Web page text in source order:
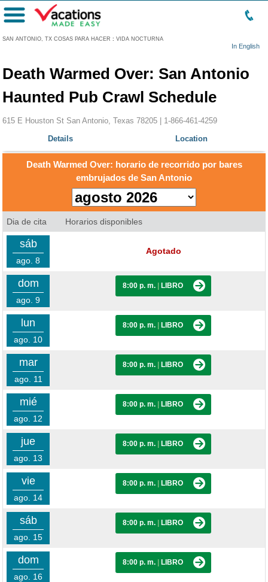
SAN ANTONIO, TX COSAS PARA HACER : VIDA NOCTURNA
In English
Menú
Death Warmed Over: San Antonio
Haunted Pub Crawl Schedule
615 E Houston St San Antonio, Texas 78205 | 1-866-461-4259
Details
Location
Death Warmed Over: horario de recorrido por bares
embrujados de San Antonio
Dia de cita Horarios disponibles
sáb
ago. 8
Agotado
dom
ago. 9
8:00 p. m. LIBRO
lun
ago. 10
8:00 p. m. LIBRO
mar
ago. 11
8:00 p. m. LIBRO
mié
ago. 12
8:00 p. m. LIBRO
jue
ago. 13
8:00 p. m. LIBRO
vie
ago. 14
8:00 p. m. LIBRO
sáb
ago. 15
8:00 p. m. LIBRO
dom
ago. 16
8:00 p. m. LIBRO